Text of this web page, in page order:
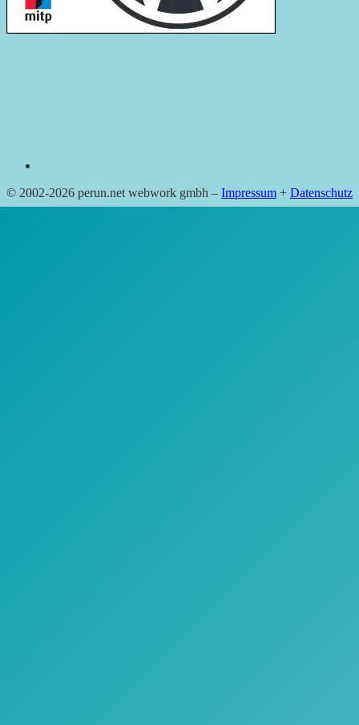
© 2002-2026 perun.net webwork gmbh – Impressum + Datenschutz